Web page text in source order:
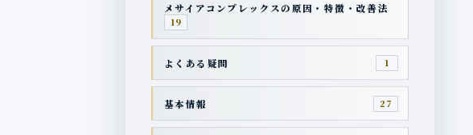
メサイアコンプレックスの原因・特徴・改善法
19
よくある疑問 1
基本情報 27